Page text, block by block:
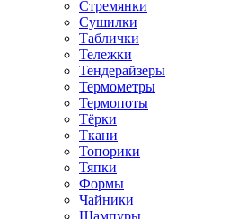
Стремянки
Сушилки
Таблички
Тележки
Тендерайзеры
Термометры
Термопоты
Тёрки
Ткани
Топорики
Тяпки
Формы
Чайники
Шампуры